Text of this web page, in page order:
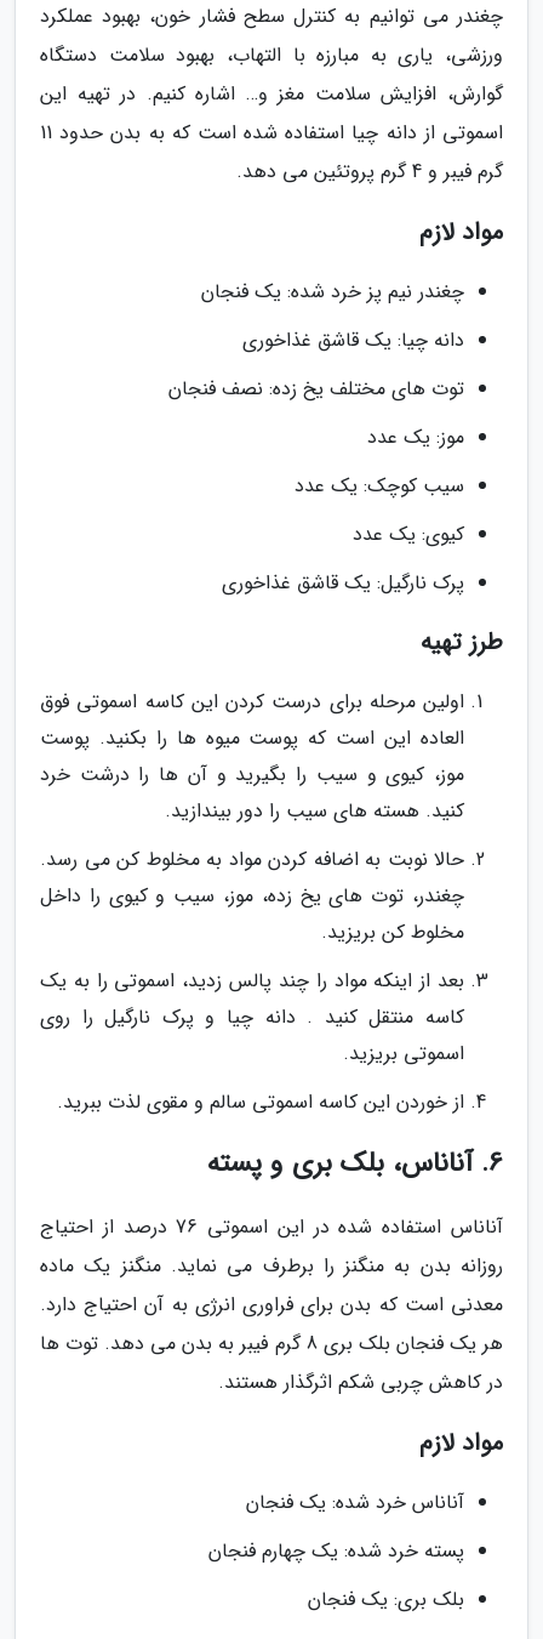
چغندر می توانیم به کنترل سطح فشار خون، بهبود عملکرد
ورزشی، یاری به مبارزه با التهاب، بهبود سلامت دستگاه
گوارش، افزایش سلامت مغز و… اشاره کنیم. در تهیه این
اسموتی از دانه چیا استفاده شده است که به بدن حدود 11
گرم فیبر و 4 گرم پروتئین می دهد.
مواد لازم
چغندر نیم پز خرد شده: یک فنجان
دانه چیا: یک قاشق غذاخوری
توت های مختلف یخ زده: نصف فنجان
موز: یک عدد
سیب کوچک: یک عدد
کیوی: یک عدد
پرک نارگیل: یک قاشق غذاخوری
طرز تهیه
اولین مرحله برای درست کردن این کاسه اسموتی فوق
العاده این است که پوست میوه ها را بکنید. پوست
موز، کیوی و سیب را بگیرید و آن ها را درشت خرد
کنید. هسته های سیب را دور بیندازید.
حالا نوبت به اضافه کردن مواد به مخلوط کن می رسد.
چغندر، توت های یخ زده، موز، سیب و کیوی را داخل
مخلوط کن بریزید.
بعد از اینکه مواد را چند پالس زدید، اسموتی را به یک
کاسه منتقل کنید . دانه چیا و پرک نارگیل را روی
اسموتی بریزید.
از خوردن این کاسه اسموتی سالم و مقوی لذت ببرید.
6. آناناس، بلک بری و پسته
آناناس استفاده شده در این اسموتی 76 درصد از احتیاج
روزانه بدن به منگنز را برطرف می نماید. منگنز یک ماده
معدنی است که بدن برای فراوری انرژی به آن احتیاج دارد.
هر یک فنجان بلک بری 8 گرم فیبر به بدن می دهد. توت ها
در کاهش چربی شکم اثرگذار هستند.
مواد لازم
آناناس خرد شده: یک فنجان
پسته خرد شده: یک چهارم فنجان
بلک بری: یک فنجان